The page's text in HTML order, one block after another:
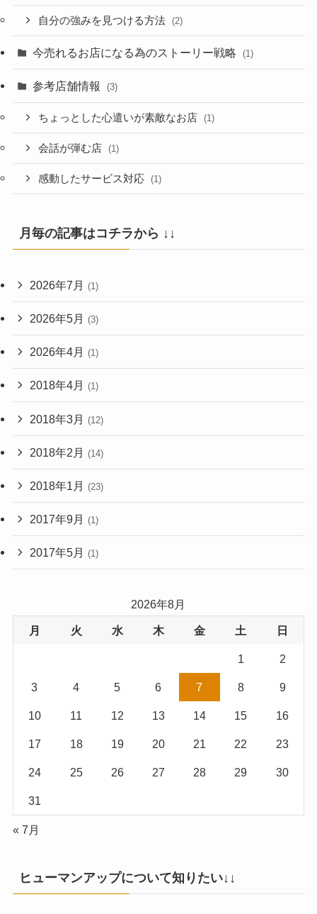
自分の強みを見つける方法 (2)
今売れるお店になる為のストーリー戦略 (1)
参考店舗情報 (3)
ちょっとした心遣いが素敵なお店 (1)
会話が弾む店 (1)
感動したサービス対応 (1)
月毎の記事はコチラから ↓↓
2026年7月 (1)
2026年5月 (3)
2026年4月 (1)
2018年4月 (1)
2018年3月 (12)
2018年2月 (14)
2018年1月 (23)
2017年9月 (1)
2017年5月 (1)
2026年8月
月 火 水 木 金 土 日
1 2
3 4 5 6 7 8 9
10 11 12 13 14 15 16
17 18 19 20 21 22 23
24 25 26 27 28 29 30
31
« 7月
ヒューマンアップについて知りたい↓↓